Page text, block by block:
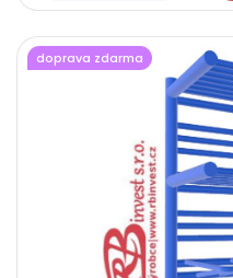
doprava zdarma